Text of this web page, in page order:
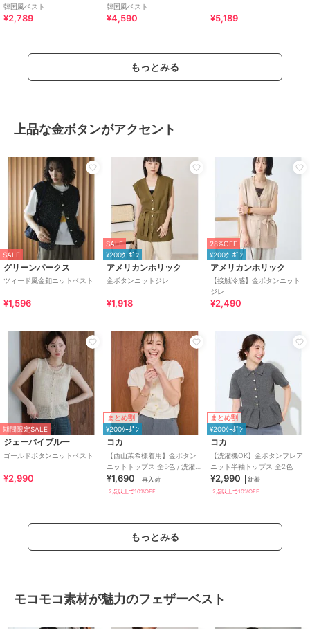
韓国風ベスト
¥2,789
韓国風ベスト
¥4,590 ¥5,189
もっとみる
上品な金ボタンがアクセント
SALE
グリーンパークス
ツィード風金釦ニットベスト
¥1,596
SALE
¥200ｸｰﾎﾟﾝ
アメリカンホリック
金ボタンニットジレ
¥1,918
28%OFF
¥200ｸｰﾎﾟﾝ
アメリカンホリック
【接触冷感】金ボタンニット
ジレ
¥2,490
期間限定SALE
ジェーバイブルー
ゴールドボタンニットベスト
¥2,990
まとめ割
¥200ｸｰﾎﾟﾝ
コカ
【西山茉希様着用】金ボタン
ニットトップス 全5色 / 洗濯機
OK
¥1,690 再入荷
2点以上で10%OFF
まとめ割
¥200ｸｰﾎﾟﾝ
コカ
【洗濯機OK】金ボタンフレア
ニット半袖トップス 全2色
¥2,990 新着
2点以上で10%OFF
もっとみる
モコモコ素材が魅力のフェザーベスト